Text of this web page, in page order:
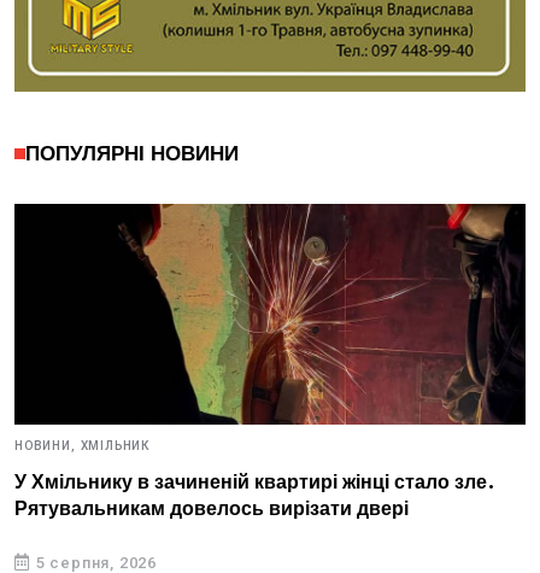
ПОПУЛЯРНІ НОВИНИ
НОВИНИ, ХМІЛЬНИК
У Хмільнику в зачиненій квартирі жінці стало зле.
Рятувальникам довелось вирізати двері
5 серпня, 2026